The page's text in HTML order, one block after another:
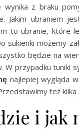
z braku
Jakim ubraniem
to ubranie, które
sukienki możemy
będzie na
W przypadku tuniki
najlepiej wygląda w
też
i jak